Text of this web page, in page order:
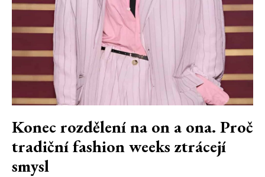
Konec rozdělení na on a ona. Proč
tradiční fashion weeks ztrácejí
smysl